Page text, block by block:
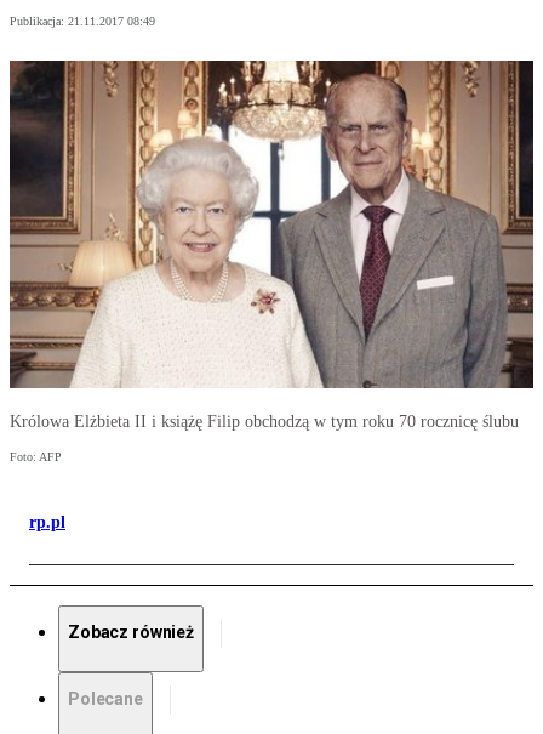
Publikacja: 21.11.2017 08:49
Królowa Elżbieta II i książę Filip obchodzą w tym roku 70 rocznicę ślubu
Foto: AFP
rp.pl
Zobacz również
Polecane